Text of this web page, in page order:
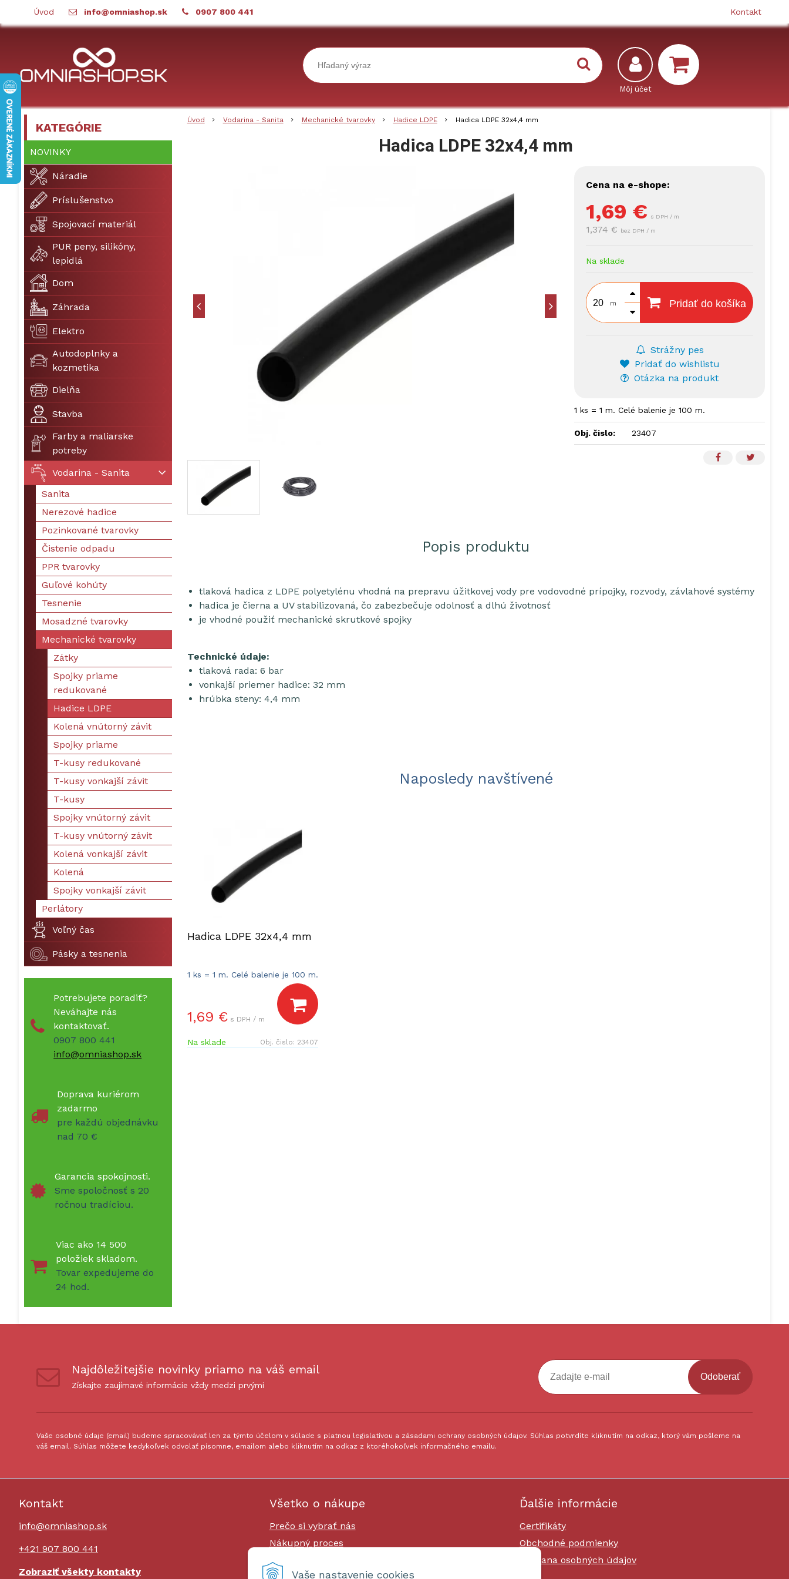
Vaše nastavenie cookies
Úvod info@omniashop.sk 0907 800 441 Kontakt
Úvod Vodarina - Sanita Mechanické tvarovky Hadice LDPE Hadica LDPE 32x4,4 mm
Hadica LDPE 32x4,4 mm
Cena na e-shope:
1,69 € s DPH / m
1,374 € bez DPH / m
Na sklade
m Pridať do košíka
Strážny pes
Pridať do wishlistu
Otázka na produkt
1 ks = 1 m. Celé balenie je 100 m.
Obj. čislo: 23407
Popis produktu
tlaková hadica z LDPE polyetylénu vhodná na prepravu úžitkovej vody pre vodovodné prípojky, rozvody, závlahové systémy
hadica je čierna a UV stabilizovaná, čo zabezbečuje odolnosť a dlhú životnosť
je vhodné použiť mechanické skrutkové spojky
Technické údaje:
tlaková rada: 6 bar
vonkajší priemer hadice: 32 mm
hrúbka steny: 4,4 mm
Naposledy navštívené
Hadica LDPE 32x4,4 mm
1 ks = 1 m. Celé balenie je 100 m.
1,69 € s DPH / m
Na sklade Obj. čislo: 23407
KATEGÓRIE
NOVINKY
Náradie
Príslušenstvo
Spojovací materiál
PUR peny, silikóny,
lepidlá
Dom
Záhrada
Elektro
Autodoplnky a
kozmetika
Dielňa
Stavba
Farby a maliarske
potreby
Vodarina - Sanita
Sanita
Nerezové hadice
Pozinkované tvarovky
Čistenie odpadu
PPR tvarovky
Guľové kohúty
Tesnenie
Mosadzné tvarovky
Mechanické tvarovky
Zátky
Spojky priame
redukované
Hadice LDPE
Kolená vnútorný závit
Spojky priame
T-kusy redukované
T-kusy vonkajší závit
T-kusy
Spojky vnútorný závit
T-kusy vnútorný závit
Kolená vonkajší závit
Kolená
Spojky vonkajší závit
Perlátory
Voľný čas
Pásky a tesnenia
Potrebujete poradiť?
Neváhajte nás
kontaktovať.
0907 800 441
info@omniashop.sk
Doprava kuriérom
zadarmo
pre každú objednávku
nad 70 €
Garancia spokojnosti.
Sme spoločnosť s 20
ročnou tradíciou.
Viac ako 14 500
položiek skladom.
Tovar expedujeme do
24 hod.
Najdôležitejšie novinky priamo na váš email
Získajte zaujímavé informácie vždy medzi prvými
Odoberať
Vaše osobné údaje (email) budeme spracovávať len za týmto účelom v súlade s platnou legislatívou a zásadami ochrany osobných údajov. Súhlas potvrdíte kliknutím na odkaz, ktorý vám pošleme na
váš email. Súhlas môžete kedykoľvek odvolať písomne, emailom alebo kliknutím na odkaz z ktoréhokoľvek informačného emailu.
Kontakt
info@omniashop.sk
+421 907 800 441
Zobraziť všekty kontakty
Všetko o nákupe
Prečo si vybrať nás
Nákupný proces
Platby a doprava
Ďalšie informácie
Certifikáty
Obchodné podmienky
Ochrana osobných údajov